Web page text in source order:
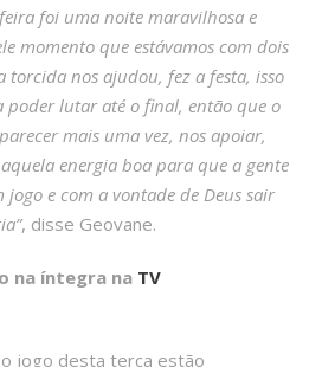
foi uma noite maravilhosa e
momento que estávamos com dois
torcida nos ajudou, fez a festa, isso
poder lutar até o final, então que o
mais uma vez, nos apoiar,
energia boa para que a gente
jogo e com a vontade de Deus sair
, disse Geovane.
na íntegra na TV
jogo desta terça estão